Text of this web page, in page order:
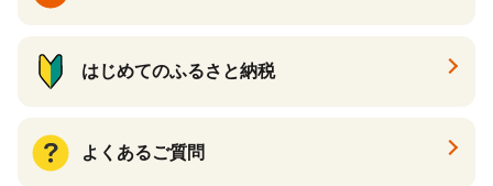
はじめてのふるさと納税
よくあるご質問